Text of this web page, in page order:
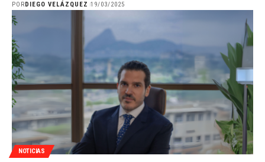
POR DIEGO VELÁZQUEZ 19/03/2025
NOTICIAS